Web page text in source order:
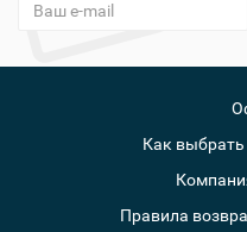
Как
Правила